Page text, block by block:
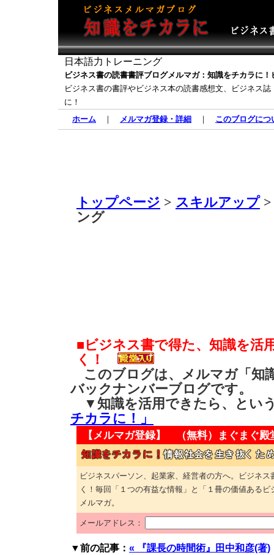
日本語力トレーニング
ビジネス書の読書書評ブログメルマガ：知識をチカラに
ビジネス書の書評やビジネス本の読書感想文、ビジネス
に！
ホーム ｜ メルマガ登録・詳細 ｜ このブログにつ
トップページ > スキルアップ>
ング
■ビジネス書で得た、知識を活
く！
このブログは、メルマガ「知
バックナンバーブログです。
▼知識を活用できたら、と
チカラに！」
【メルマガ登録】 （無料） まぐまぐ殿
ビジネスパーソン、起業家、経営者の方へ。ビジネ
く！毎回「１つの有益な情報」と「１冊の価値ある
メルマガ。
メールアドレス：
▼前の記事： « 『課長の時間術』田中和彦(著)